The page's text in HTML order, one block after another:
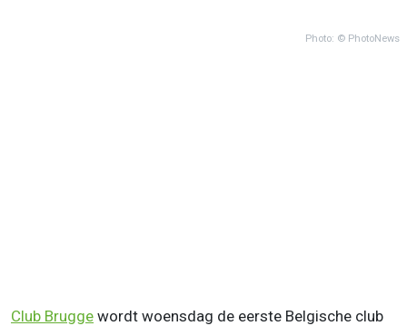
Photo: © PhotoNews
Club Brugge wordt woensdag de eerste Belgische club